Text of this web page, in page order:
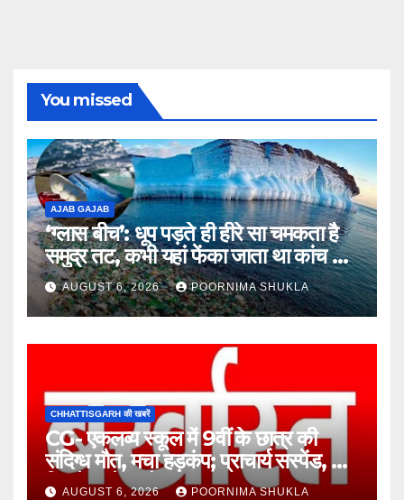
You missed
AJAB GAJAB
‘ग्लास बीच’: धूप पड़ते ही हीरे सा चमकता है
समुद्र तट, कभी यहां फेंका जाता था कांच का
कचरा!…
AUGUST 6, 2026 POORNIMA SHUKLA
CHHATTISGARH की खबरें
CG- एकलव्य स्कूल में 9वीं के छात्र की
संदिग्ध मौत, मचा हड़कंप; प्राचार्य सस्पेंड, 7
दिन में खुलेगा मौत का राज!…
AUGUST 6, 2026 POORNIMA SHUKLA